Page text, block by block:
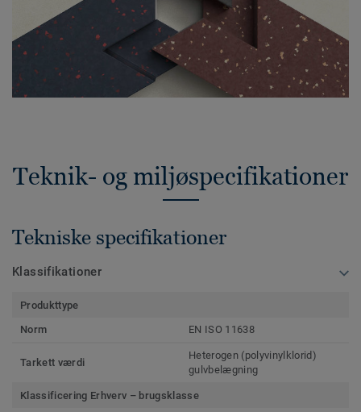
Teknik- og miljøspecifikationer
Tekniske specifikationer
Klassifikationer
Produkttype
Norm
EN ISO 11638
Tarkett værdi
Heterogen (polyvinylklorid)
gulvbelægning
Klassificering Erhverv – brugsklasse